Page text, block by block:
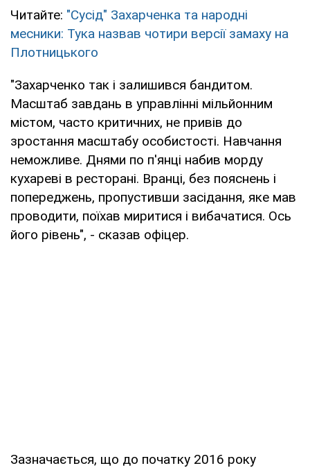
Читайте: "Сусід" Захарченка та народні
месники: Тука назвав чотири версії замаху на
Плотницького
"Захарченко так і залишився бандитом.
Масштаб завдань в управлінні мільйонним
містом, часто критичних, не привів до
зростання масштабу особистості. Навчання
неможливе. Днями по п'янці набив морду
кухареві в ресторані. Вранці, без пояснень і
попереджень, пропустивши засідання, яке мав
проводити, поїхав миритися і вибачатися. Ось
його рівень", - сказав офіцер.
Зазначається, що до початку 2016 року